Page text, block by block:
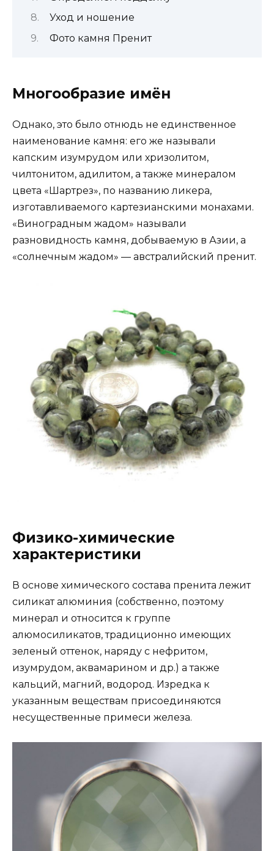
Уход и ношение
Фото камня Пренит
Многообразие имён
Однако, это было отнюдь не единственное
наименование камня: его же называли
капским изумрудом или хризолитом,
чилтонитом, адилитом, а также минералом
цвета «Шартрез», по названию ликера,
изготавливаемого картезианскими монахами.
«Виноградным жадом» называли
разновидность камня, добываемую в Азии, а
«солнечным жадом» — австралийский пренит.
Физико-химические
характеристики
В основе химического состава пренита лежит
силикат алюминия (собственно, поэтому
минерал и относится к группе
алюмосиликатов, традиционно имеющих
зеленый оттенок, наряду с нефритом,
изумрудом, аквамарином и др.) а также
кальций, магний, водород. Изредка к
указанным веществам присоединяются
несущественные примеси железа.